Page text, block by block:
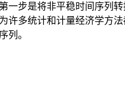
一步是将非平稳时间序列
许多统计和计量经济学方
列。